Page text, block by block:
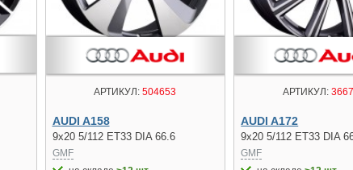
АРТИКУЛ: 504653
AUDI A158
9x20 5/112 ET33 DIA 66.6
GMF
АРТИКУЛ:
AUDI A172
9x20 5/112 ET33 DIA
GMF